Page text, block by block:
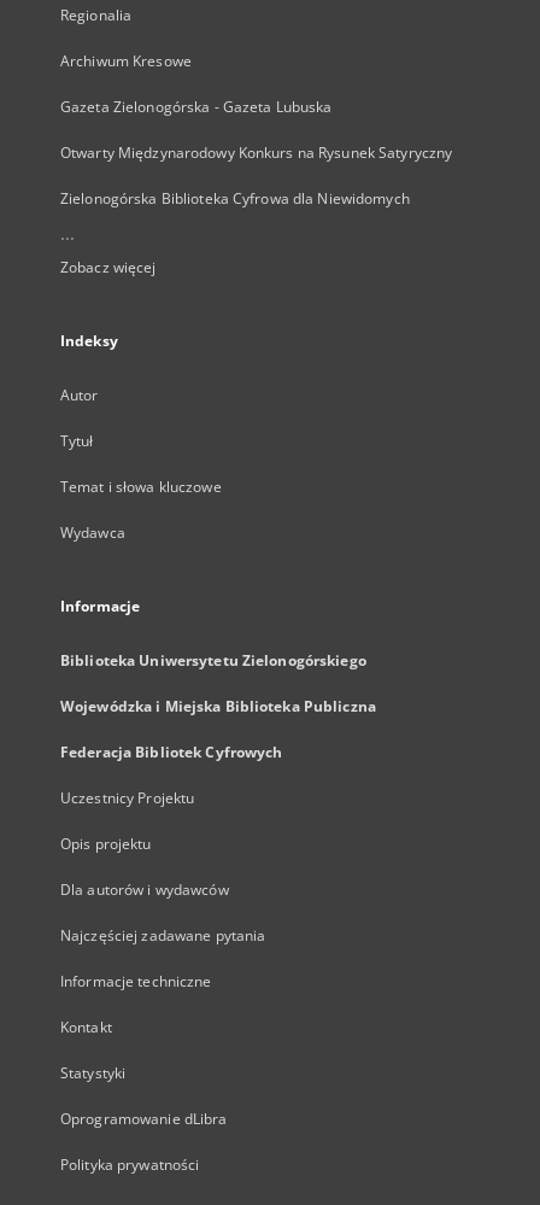
Regionalia
Archiwum Kresowe
Gazeta Zielonogórska - Gazeta Lubuska
Otwarty Międzynarodowy Konkurs na Rysunek Satyryczny
Zielonogórska Biblioteka Cyfrowa dla Niewidomych
...
Zobacz więcej
Indeksy
Autor
Tytuł
Temat i słowa kluczowe
Wydawca
Informacje
Biblioteka Uniwersytetu Zielonogórskiego
Wojewódzka i Miejska Biblioteka Publiczna
Federacja Bibliotek Cyfrowych
Uczestnicy Projektu
Opis projektu
Dla autorów i wydawców
Najczęściej zadawane pytania
Informacje techniczne
Kontakt
Statystyki
Oprogramowanie dLibra
Polityka prywatności